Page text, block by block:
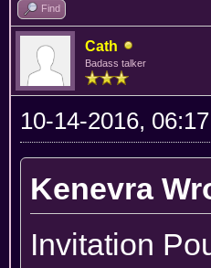
Find
Cath
Badass talker
10-14-2016,
Kenevra
Invitation